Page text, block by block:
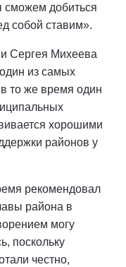
сможем добиться
собой ставим».
Сергея Михеева
из самых
то же время один
хорошими
районов у
рекомендовал
района в
могу
поскольку
честно,